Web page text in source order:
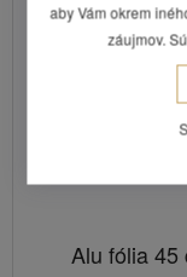
Alu fólia 45
aby Vám okrem
záujmov.